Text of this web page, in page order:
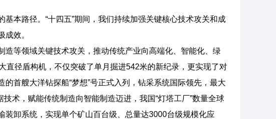
路径。“十四五”期间，我们持续加强关键核心技术攻关和成
效。
等领域关键技术攻关，推动传统产业向高端化、智能化、绿
直径盾构机，不仅突破了单月掘进542米的新纪录，更实现了对
首艘大洋钻探船“梦想”号正式入列，钻采系统国际领先，最大
术，赋能传统制造向智能制造迈进，我国“灯塔工厂”数量全球
卸系统，实现单个矿山百台级、总量达3000台级规模化应